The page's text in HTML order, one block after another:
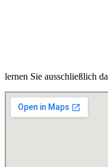
lernen Sie ausschließlich